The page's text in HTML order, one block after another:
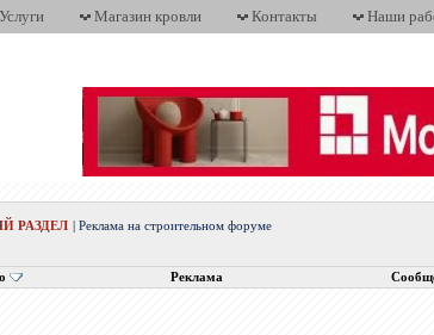
Услуги Магазин кровли Контакты Наши
РАЗДЕЛ |Реклама на строительном форуме
Реклама